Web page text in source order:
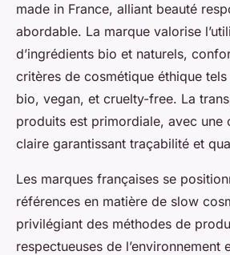
made in France, alliant beauté
abordable. La marque valorise
d’ingrédients bio et naturels,
critères de cosmétique éthique
bio, vegan, et cruelty-free. La
produits est primordiale, avec une
claire garantissant traçabilité et
Les marques françaises se
références en matière de slow
privilégiant des méthodes de
respectueuses de l’environnement